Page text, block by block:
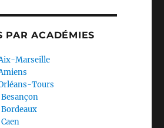
PAR ACADÉMIES
Marseille
Tours